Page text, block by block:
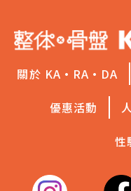
關於 KA·RA·DA
優惠活動
性